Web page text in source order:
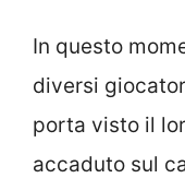
In questo
diversi
porta visto il
accaduto sul